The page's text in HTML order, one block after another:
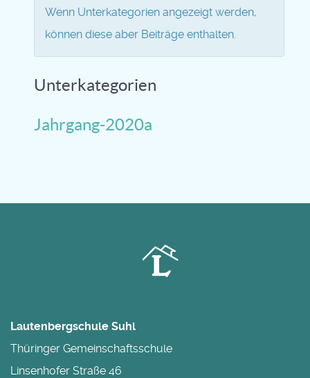
Wenn Unterkategorien angezeigt werden,
können diese aber Beiträge enthalten.
Unterkategorien
Jahrgang-2020a
Lautenbergschule Suhl
Thüringer Gemeinschaftsschule
Linsenhofer Straße 46